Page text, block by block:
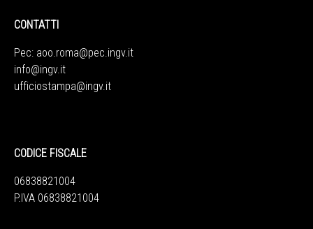
CONTATTI
Pec: aoo.roma@pec.ingv.it
info@ingv.it
ufficiostampa@ingv.it
CODICE FISCALE
06838821004
P.IVA 06838821004